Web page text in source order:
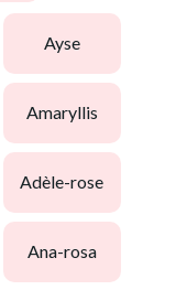
ayse
amaryllis
adèle-rose
ana-rosa